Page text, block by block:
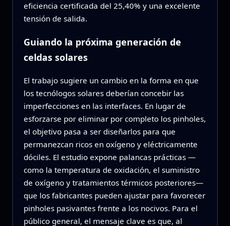
eficiencia certificada del 25,40% y una excelente
tensión de salida.
Guiando la próxima generación de
celdas solares
El trabajo sugiere un cambio en la forma en que
los tecnólogos solares deberían concebir las
imperfecciones en las interfaces. En lugar de
esforzarse por eliminar por completo los pinholes,
el objetivo pasa a ser diseñarlos para que
permanezcan ricos en oxígeno y eléctricamente
dóciles. El estudio expone palancas prácticas —
como la temperatura de oxidación, el suministro
de oxígeno y tratamientos térmicos posteriores—
que los fabricantes pueden ajustar para favorecer
pinholes pasivantes frente a los nocivos. Para el
público general, el mensaje clave es que, al